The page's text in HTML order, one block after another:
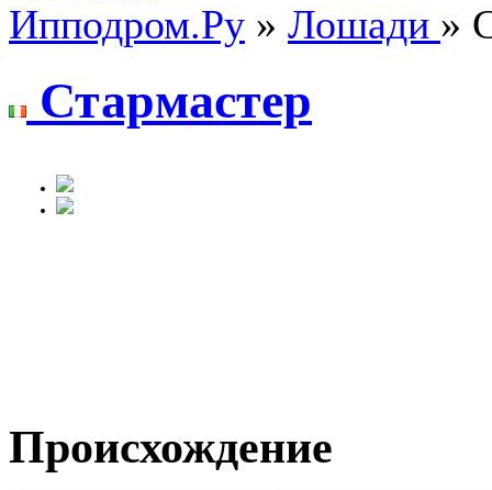
Ипподром.Ру » Лошади »
Стаpмаcтep
Происхождение